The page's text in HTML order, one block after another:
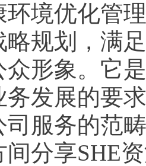
环境优化管
略规划，满
众形象。它
务发展的要
司服务的范
间分享SHE